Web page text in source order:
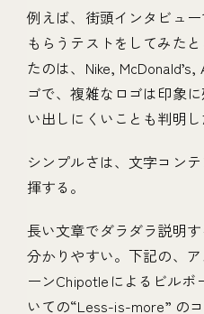
例えば、街頭インタビュ
もらうテストをしてみた
たのは、Nike,
ゴで、複雑なロゴは印象
い出しにくいことも判明し
シンプルさは、文字コン
揮する。
長い文章でダラダラ説明
分かりやすい。下記の、
ーンChipotleによるビル
いての“Less-is-more” の